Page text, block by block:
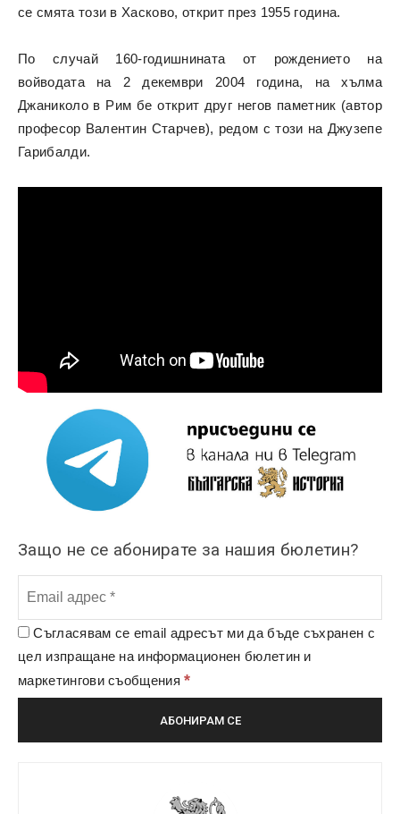
се смята този в Хасково, открит през 1955 година.
По случай 160-годишнината от рождението на
войводата на 2 декември 2004 година, на хълма
Джаниколо в Рим бе открит друг негов паметник (автор
професор Валентин Старчев), редом с този на Джузепе
Гарибалди.
Защо не се абонирате за нашия бюлетин?
Съгласявам се email адресът ми да бъде съхранен с
цел изпращане на информационен бюлетин и
маркетингови съобщения*